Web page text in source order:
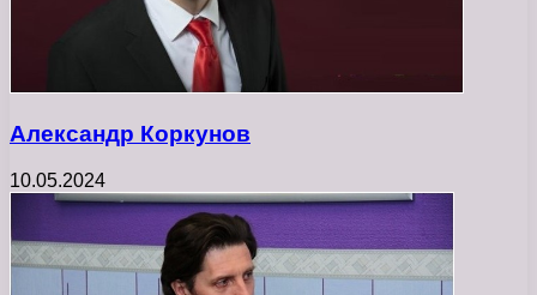
Александр Коркунов
10.05.2024